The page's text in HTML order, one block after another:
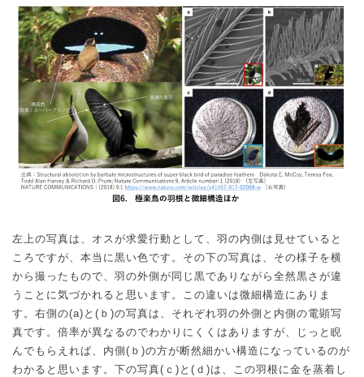
左上の写真は、オスが求愛行動として、羽の内側は見せていると
ころですが、本当に黒い色です。その下の写真は、その様子を横
から撮ったもので、羽の外側が同じ黒でありながら全然黒さが違
うことに気づかれると思います。この違いは微細構造にありま
す。右側の(a) と ( ｂ )の写真は、それぞれ羽の外側と内側の電顕写
真です。倍率が異なるのでわかりにくくはありますが、じっと睨
んでもらえれば、内側 ( ｂ )の方が断然細かい構造になっているのが
わかると思います。下の写真( ｃ ) と ( ｄ )は、この羽根に金を蒸着し